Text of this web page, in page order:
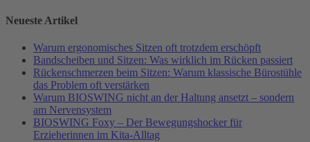
Neueste Artikel
Warum ergonomisches Sitzen oft trotzdem erschöpft
Bandscheiben und Sitzen: Was wirklich im Rücken passiert
Rückenschmerzen beim Sitzen: Warum klassische Bürostühle
das Problem oft verstärken
Warum BIOSWING nicht an der Haltung ansetzt – sondern
am Nervensystem
BIOSWING Foxy – Der Bewegungshocker für
Erzieherinnen im Kita-Alltag